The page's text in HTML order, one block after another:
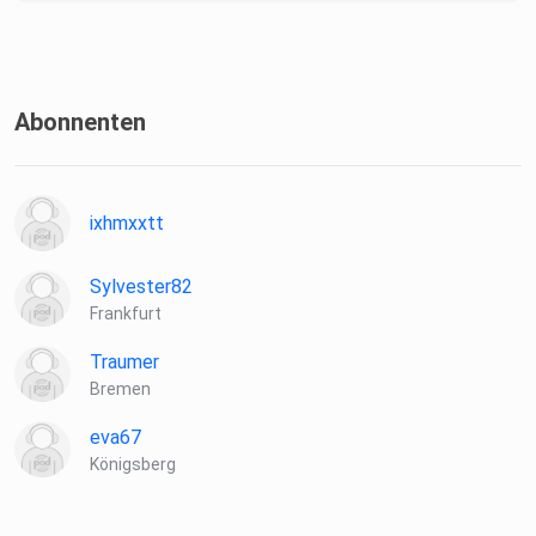
Abonnenten
ixhmxxtt
Sylvester82
Frankfurt
Traumer
Bremen
eva67
Königsberg